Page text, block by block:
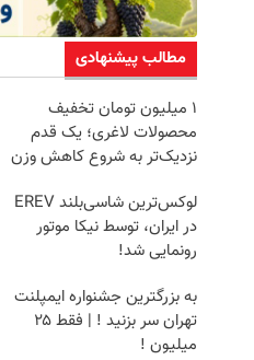
مطالب پیشنهادی
۱ میلیون تومان تخفیف
محصولات لاغری؛ یک قدم
نزدیک‌تر به شروع کاهش وزن
لوکس‌ترین شاسی‌بلند EREV
در ایران، توسط نیکا موتور
رونمایی شد!
به بزرگترین جشنواره ایمپلنت
تهران سر بزنید ! | فقط ۲۵
میلیون !